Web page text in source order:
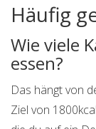
Häufig
Wie viele
essen?
Das hängt von
Ziel von